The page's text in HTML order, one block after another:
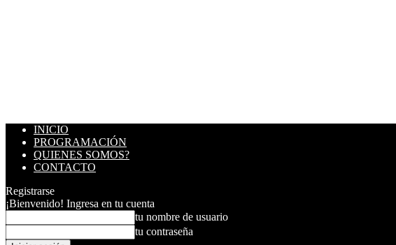
INICIO
PROGRAMACIÓN
QUIENES SOMOS?
CONTACTO
Registrarse
¡Bienvenido! Ingresa en tu cuenta
tu nombre de usuario
tu contraseña